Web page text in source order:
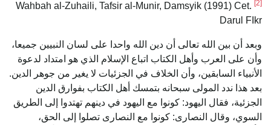
[2]
Wahbah al-Zuhaili, Tafsir al-Munir, Damsyik (1991) Cet.
Darul FIkr
وبعد أن بين الله تعالى أن دين الله واحدا على لسان النبيين جميعا،
وأن على العرب وأهل الكتاب اتباع الإسلام الذي هو امتداد لدعوة
الأنبياء السابقين، وأن الخلاف في الجزئيات لا يغير من جوهر الدين.
بعد هذا ندد المولى سبحانه بتمسك أهل الكتاب بفوارق الدين
الجزئية، فقال اليهود: كونوا مع اليهود في دينهم تهتدوا إلى الطريق
السوي، وقال النصارى: كونوا مع النصارى تصلوا إلى الحق،